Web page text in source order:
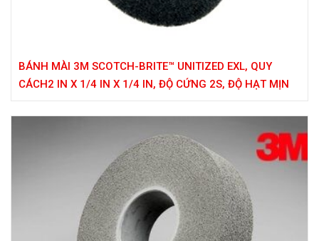
BÁNH MÀI 3M SCOTCH-BRITE™ UNITIZED EXL, QUY
CÁCH2 IN X 1/4 IN X 1/4 IN, ĐỘ CỨNG 2S, ĐỘ HẠT MỊN